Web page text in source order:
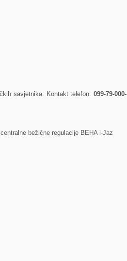
savjetnika. Kontakt telefon: 099-79-000-
bežične regulacije BEHA i-Jaz